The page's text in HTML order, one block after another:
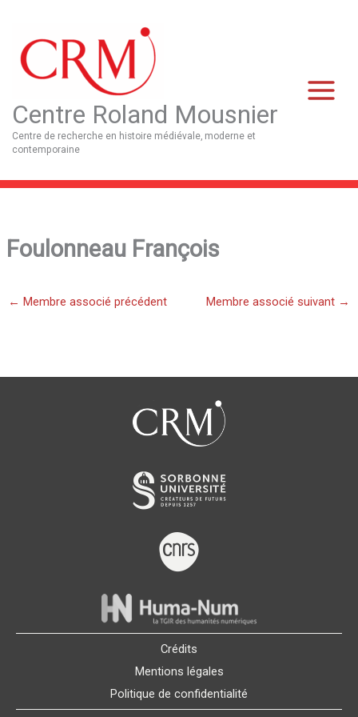
contenu
Centre Roland Mousnier
Centre de recherche en histoire médiévale, moderne et
contemporaine
Foulonneau François
← Membre associé précédent Membre associé suivant →
Crédits
Mentions légales
Politique de confidentialité